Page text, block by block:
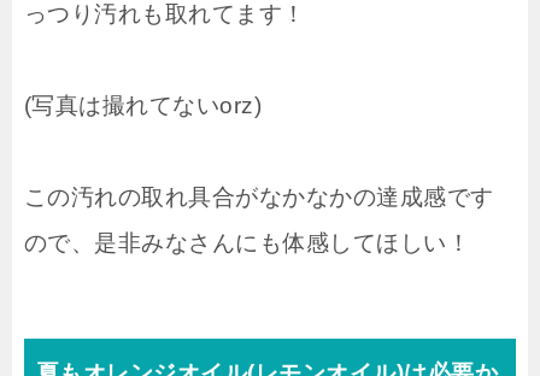
っつり汚れも取れてます！
(写真は撮れてないorz)
この汚れの取れ具合がなかなかの達成感です
ので、是非みなさんにも体感してほしい！